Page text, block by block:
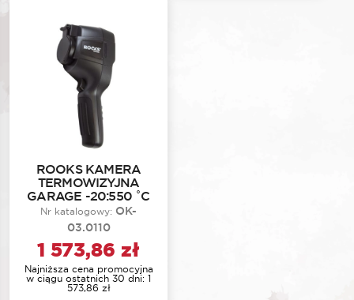
ROOKS KAMERA
TERMOWIZYJNA
GARAGE -20:550 ˚C
Nr katalogowy: OK-
03.0110
1 573,86 zł
Najniższa cena promocyjna
w ciągu ostatnich 30 dni: 1
573,86 zł